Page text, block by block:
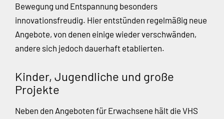
Bewegung und Entspannung besonders
innovationsfreudig. Hier entstünden regelmäßig neue
Angebote, von denen einige wieder verschwänden,
andere sich jedoch dauerhaft etablierten.
Kinder, Jugendliche und große
Projekte
Neben den Angeboten für Erwachsene hält die VHS